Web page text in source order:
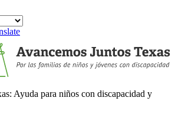
Ayuda para niños con discapacidad y